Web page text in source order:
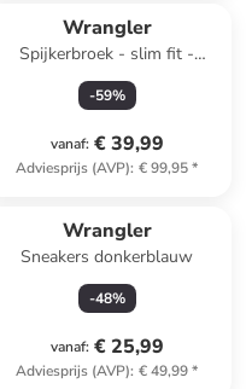
Wrangler
Spijkerbroek - slim fit -
donkerblauw
-59%
vanaf: € 39,99
Adviesprijs (AVP): € 99,95*
Wrangler
Sneakers donkerblauw
-48%
vanaf: € 25,99
Adviesprijs (AVP): € 49,99*